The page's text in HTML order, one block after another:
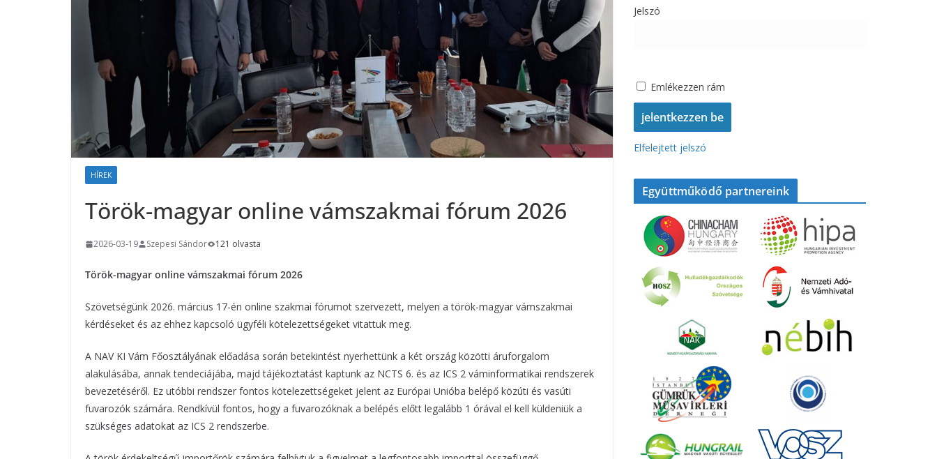
HÍREK
Török-magyar online vámszakmai fórum 2026
2026-03-19 Szepesi Sándor 121 olvasta
Török-magyar online vámszakmai fórum 2026
Szövetségünk 2026. március 17-én online szakmai fórumot szervezett, melyen a török-magyar vámszakmai
kérdéseket és az ehhez kapcsoló ügyféli kötelezettségeket vitattuk meg.
A NAV KI Vám Főosztályának előadása során betekintést nyerhettünk a két ország közötti áruforgalom
alakulásába, annak tendeciájába, majd tájékoztatást kaptunk az NCTS 6. és az ICS 2 váminformatikai rendszerek
bevezetéséről. Ez utóbbi rendszer fontos kötelezettségeket jelent az Európai Unióba belépő közúti és vasúti
fuvarozók számára. Rendkívül fontos, hogy a fuvarozóknak a belépés előtt legalább 1 órával el kell küldeniük a
szükséges adatokat az ICS 2 rendszerbe.
Jelszó
Emlékezzen rám
Elfelejtett jelszó
Együttműködő partnereink